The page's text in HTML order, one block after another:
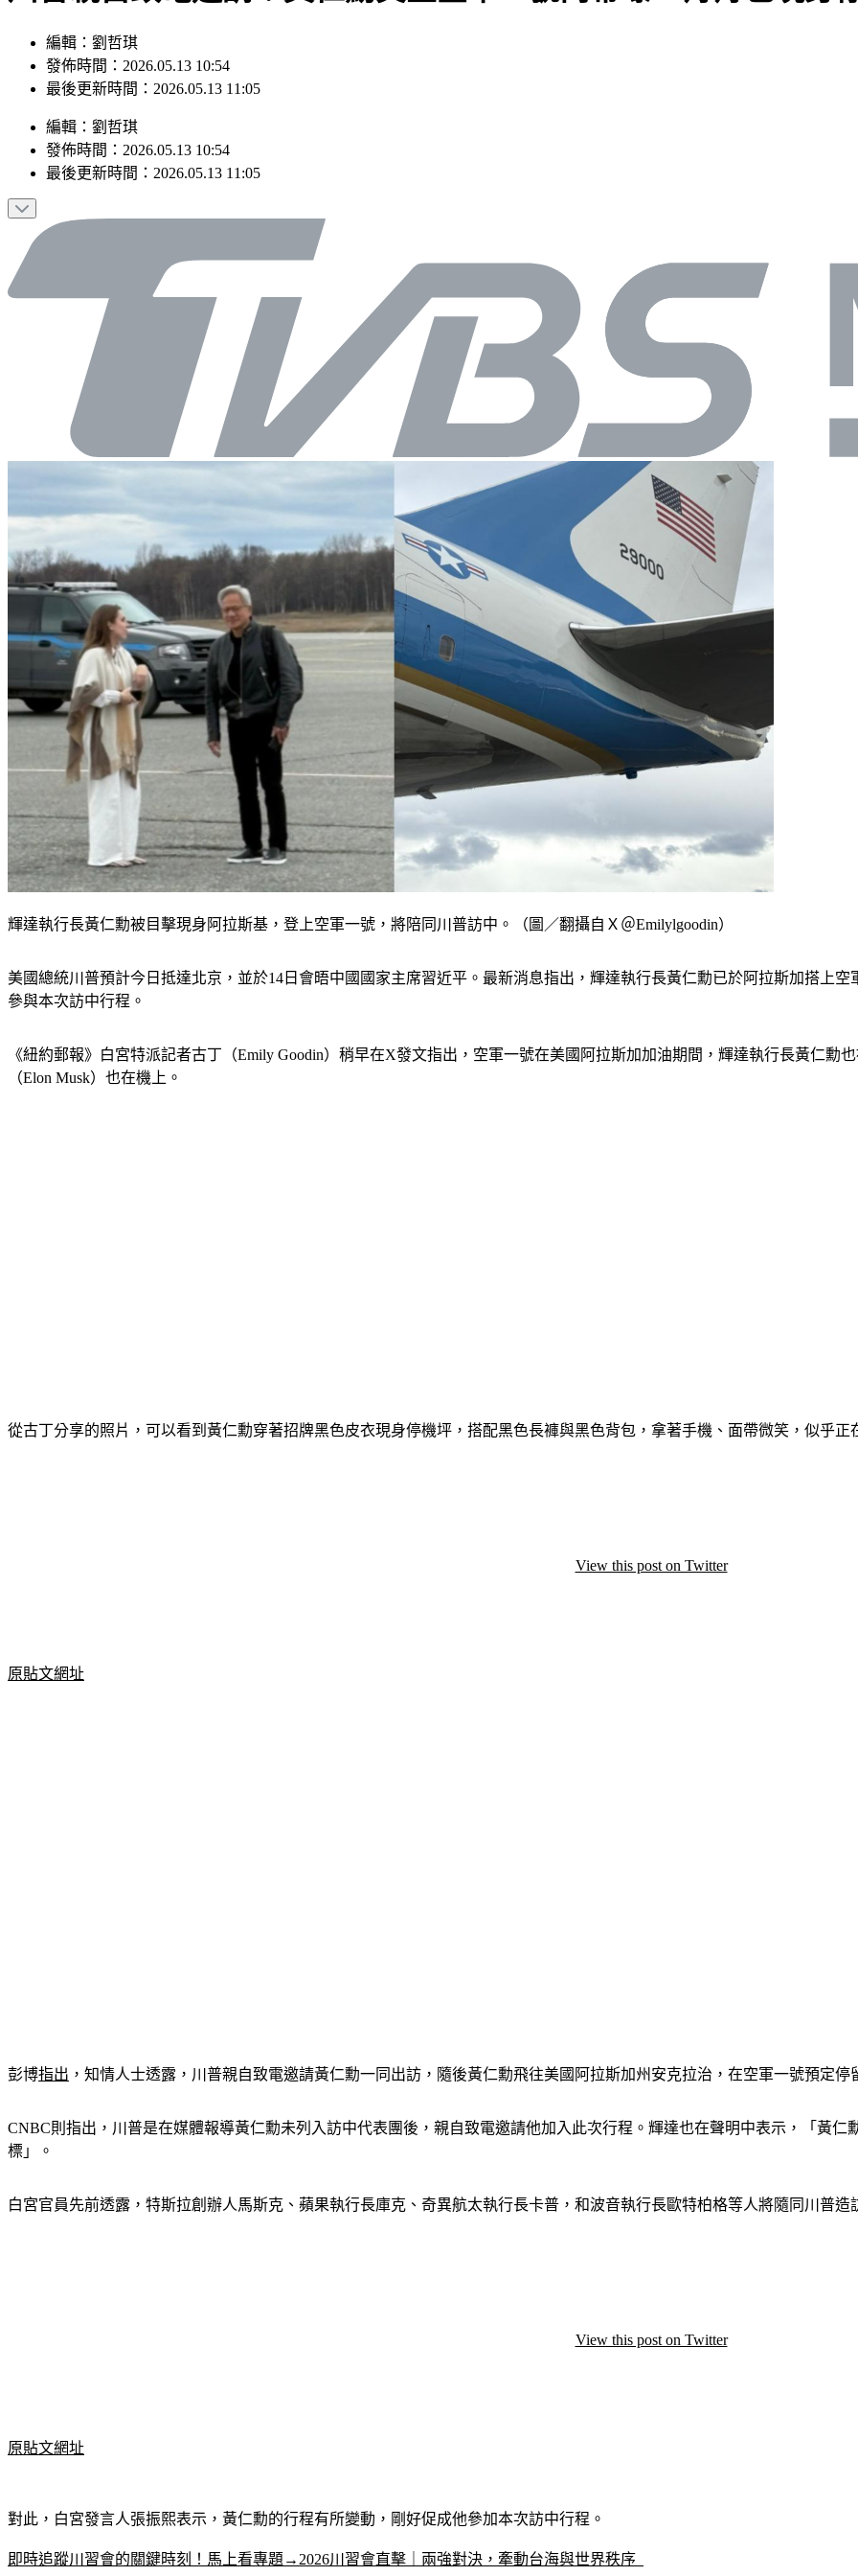
編輯：劉哲琪
發佈時間：2026.05.13 10:54
最後更新時間：2026.05.13 11:05
編輯 ： 劉哲琪
發佈時間： 2026.05.13 10:54
最後更新時間： 2026.05.13 11:05
輝達執行長黃仁勳被目擊現身阿拉斯基，登上空軍一號，將陪同川普訪中。（圖／翻攝自Ｘ＠Emilylgoodin）
美國總統川普預計今日抵達北京，並於14日會晤中國國家主席習近平。最新消息指出，輝達執行長黃仁勳已於阿拉斯加搭上
參與本次訪中行程。
《紐約郵報》白宮特派記者古丁（Emily Goodin）稍早在X發文指出，空軍一號在美國阿拉斯加加油期間，輝達執行長黃仁勳
（Elon Musk）也在機上。
從古丁分享的照片，可以看到黃仁勳穿著招牌黑色皮衣現身停機坪，搭配黑色長褲與黑色背包，拿著手機、面帶微笑，似乎正
View this post on Twitter
原貼文網址
彭博指出 ，知情人士透露，川普親自致電邀請黃仁勳一同出訪，隨後黃仁勳飛往美國阿拉斯加州安克拉治，在空軍一號預定停
CNBC則指出，川普是在媒體報導黃仁勳未列入訪中代表團後，親自致電邀請他加入此次行程。輝達也在聲明中表示，「黃仁
標」。
白宮官員先前透露，特斯拉創辦人馬斯克、蘋果執行長庫克、奇異航太執行長卡普，和波音執行長歐特柏格等人將隨同川普
View this post on Twitter
原貼文網址
對此，白宮發言人張振熙表示，黃仁勳的行程有所變動，剛好促成他參加本次訪中行程。
即時追蹤川習會的關鍵時刻！馬上看專題→2026川習會直擊｜兩強對決，牽動台海與世界秩序